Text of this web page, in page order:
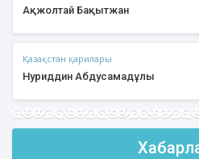
Ақжолтай Бақытжан
Қазақстан қарилары
Нуриддин Абдусамадұлы